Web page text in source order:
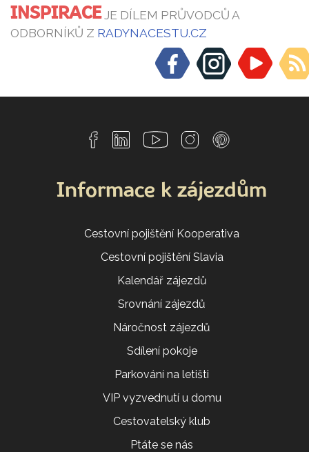
INSPIRACEJE DÍLEM PRŮVODCŮ A
ODBORNÍKŮ Z RADYNACESTU.CZ
Informace k zájezdům
Cestovní pojištění Kooperativa
Cestovní pojištění Slavia
Kalendář zájezdů
Srovnání zájezdů
Náročnost zájezdů
Sdílení pokoje
Parkování na letišti
VIP vyzvednutí u domu
Cestovatelský klub
Ptáte se nás